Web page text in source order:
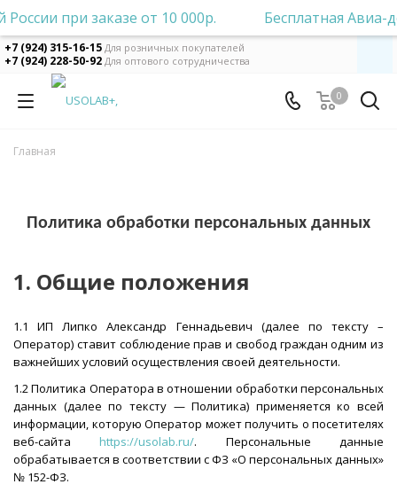
+7 (924) 315-16-15 Для розничных покупателей
+7 (924) 228-50-92 Для оптового сотрудничества
Авиа-доставка по всей России при заказе от 10
при заказе от 10 000р. Бесплатная Авиа-
0
Главная
Политика обработки персональных данных
1. Общие положения
1.1 ИП Липко Александр Геннадьевич (далее по тексту –
Оператор) ставит соблюдение прав и свобод граждан одним из
важнейших условий осуществления своей деятельности.
1.2 Политика Оператора в отношении обработки персональных
данных (далее по тексту — Политика) применяется ко всей
информации, которую Оператор может получить о посетителях
веб-сайтаhttps://usolab.ru/. Персональные данные
обрабатывается в соответствии с ФЗ «О персональных данных»
№ 152-ФЗ.